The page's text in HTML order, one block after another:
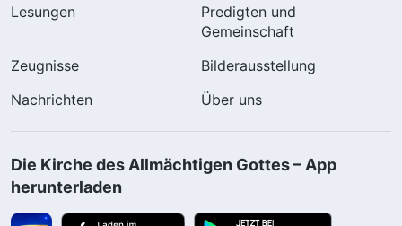
Lesungen
Predigten und
Gemeinschaft
Zeugnisse
Bilderausstellung
Nachrichten
Über uns
Die Kirche des Allmächtigen Gottes – App
herunterladen